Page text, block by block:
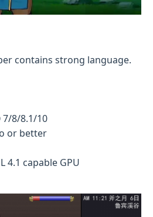
contains strong language.
8/8.1/10
or better
4.1 capable GPU